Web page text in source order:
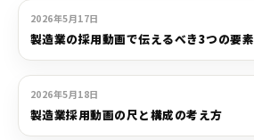
採用動画
2026年5月17日
製造業の採用動画で伝えるべき3つの要素
採用動画
2026年5月18日
製造業採用動画の尺と構成の考え方